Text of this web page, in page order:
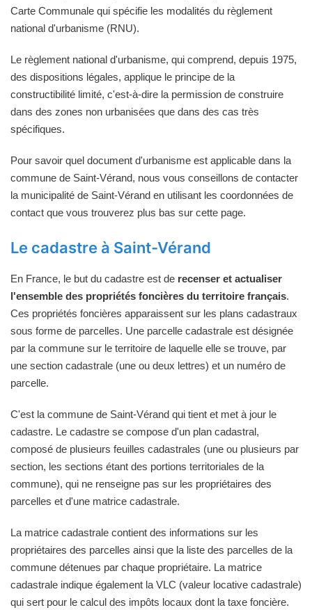
Carte Communale qui spécifie les modalités du règlement
national d'urbanisme (RNU).
Le règlement national d'urbanisme, qui comprend, depuis 1975,
des dispositions légales, applique le principe de la
constructibilité limité, c'est-à-dire la permission de construire
dans des zones non urbanisées que dans des cas très
spécifiques.
Pour savoir quel document d'urbanisme est applicable dans la
commune de Saint-Vérand, nous vous conseillons de contacter
la municipalité de Saint-Vérand en utilisant les coordonnées de
contact que vous trouverez plus bas sur cette page.
Le cadastre à Saint-Vérand
En France, le but du cadastre est de recenser et actualiser
l'ensemble des propriétés foncières du territoire français.
Ces propriétés foncières apparaissent sur les plans cadastraux
sous forme de parcelles. Une parcelle cadastrale est désignée
par la commune sur le territoire de laquelle elle se trouve, par
une section cadastrale (une ou deux lettres) et un numéro de
parcelle.
C'est la commune de Saint-Vérand qui tient et met à jour le
cadastre. Le cadastre se compose d'un plan cadastral,
composé de plusieurs feuilles cadastrales (une ou plusieurs par
section, les sections étant des portions territoriales de la
commune), qui ne renseigne pas sur les propriétaires des
parcelles et d'une matrice cadastrale.
La matrice cadastrale contient des informations sur les
propriétaires des parcelles ainsi que la liste des parcelles de la
commune détenues par chaque propriétaire. La matrice
cadastrale indique également la VLC (valeur locative cadastrale)
qui sert pour le calcul des impôts locaux dont la taxe foncière.